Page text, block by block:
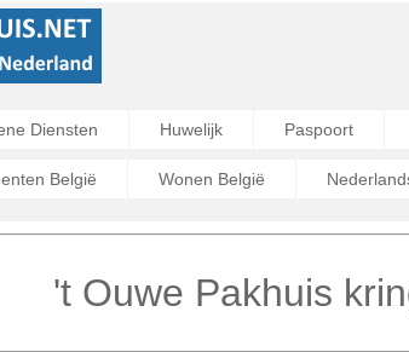
Diensten Huwelijk Paspoort
België Wonen België
't Ouwe Pakhuis